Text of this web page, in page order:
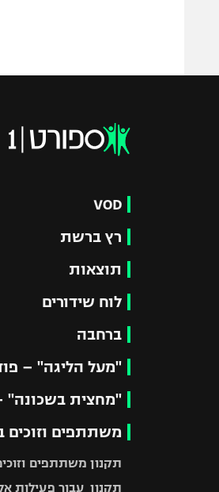
VOD
רץ ברשת
תוצאות
לוח שידורים
ברחבה
"מעל הליגה" –
"מחצית בשכונה"
משתתפים וזוכים
תקנון משתתפים
תקנון עבור פעילות